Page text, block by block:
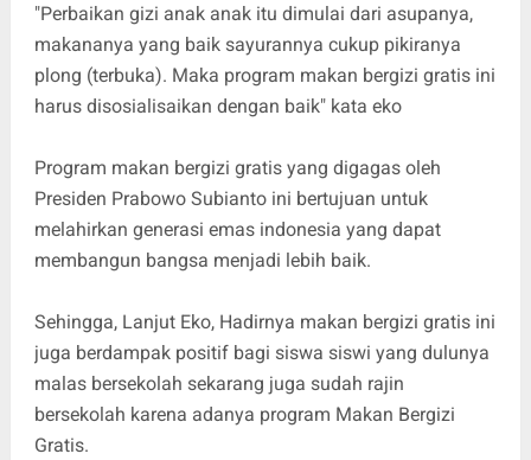
"Perbaikan gizi anak anak itu dimulai dari asupanya,
makananya yang baik sayurannya cukup pikiranya
plong (terbuka). Maka program makan bergizi gratis ini
harus disosialisaikan dengan baik" kata eko
Program makan bergizi gratis yang digagas oleh
Presiden Prabowo Subianto ini bertujuan untuk
melahirkan generasi emas indonesia yang dapat
membangun bangsa menjadi lebih baik.
Sehingga, Lanjut Eko, Hadirnya makan bergizi gratis ini
juga berdampak positif bagi siswa siswi yang dulunya
malas bersekolah sekarang juga sudah rajin
bersekolah karena adanya program Makan Bergizi
Gratis.